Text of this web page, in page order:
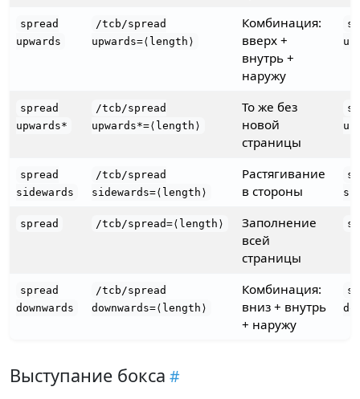
spread
upwards
/tcb/spread
upwards=⟨length⟩
Комбинация:
вверх +
внутрь +
наружу
spread
upwards*
/tcb/spread
upwards*=⟨length⟩
То же без
новой
страницы
spread
sidewards
/tcb/spread
sidewards=⟨length⟩
Растягивание
в стороны
spread /tcb/spread=⟨length⟩
Заполнение
всей
страницы
spread
downwards
/tcb/spread
downwards=⟨length⟩
Комбинация:
вниз + внутрь
+ наружу
Выступание бокса